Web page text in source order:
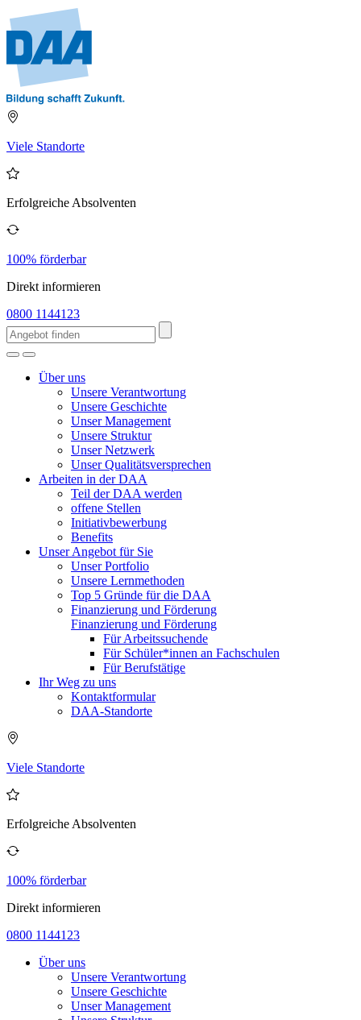
Viele Standorte
Erfolgreiche Absolventen
100% förderbar
Direkt informieren
0800 1144123
Über uns
Unsere Verantwortung
Unsere Geschichte
Unser Management
Unsere Struktur
Unser Netzwerk
Unser Qualitätsversprechen
Arbeiten in der DAA
Teil der DAA werden
offene Stellen
Initiativbewerbung
Benefits
Unser Angebot für Sie
Unser Portfolio
Unsere Lernmethoden
Top 5 Gründe für die DAA
Finanzierung und Förderung
Finanzierung und Förderung
Für Arbeitssuchende
Für Schüler*innen an Fachschulen
Für Berufstätige
Ihr Weg zu uns
Kontaktformular
DAA-Standorte
Viele Standorte
Erfolgreiche Absolventen
100% förderbar
Direkt informieren
0800 1144123
Über uns
Unsere Verantwortung
Unsere Geschichte
Unser Management